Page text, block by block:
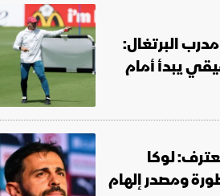
مدرب البرتغال:
يبدأ أمام
لوكا
ومصدر إلهام